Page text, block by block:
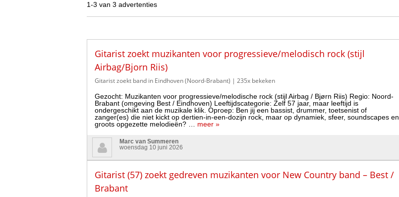
1-3 van 3 advertenties
Gitarist zoekt muzikanten voor progressieve/melodisch rock (stijl
Airbag/Bjorn Riis)
Gitarist zoekt band in Eindhoven (Noord-Brabant) | 235x bekeken
Gezocht: Muzikanten voor progressieve/melodische rock (stijl Airbag / Bjørn Riis) Regio: Noord-
Brabant (omgeving Best / Eindhoven) Leeftijdscategorie: Zelf 57 jaar, maar leeftijd is
ondergeschikt aan de muzikale klik. Oproep: Ben jij een bassist, drummer, toetsenist of
zanger(es) die niet kickt op dertien-in-een-dozijn rock, maar op dynamiek, sfeer, soundscapes en
groots opgezette melodieën? … meer »
Marc van Summeren
woensdag 10 juni 2026
Gitarist (57) zoekt gedreven muzikanten voor New Country band – Best /
Brabant